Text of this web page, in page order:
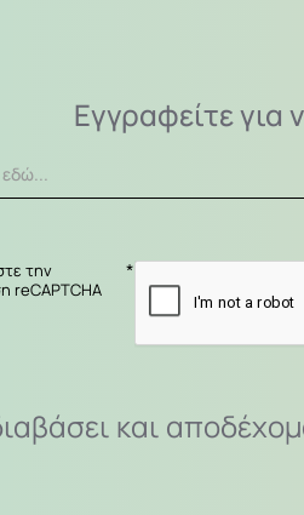
Εγγραφείτε
την
reCAPTCHA
και